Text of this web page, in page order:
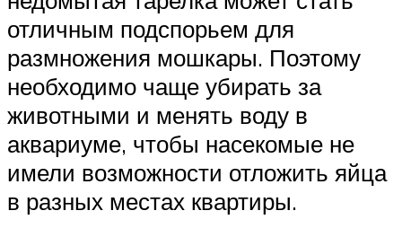
отличным подспорьем для
размножения мошкары. Поэтому
необходимо чаще убирать за
животными и менять воду в
аквариуме, чтобы насекомые не
имели возможности отложить яйца
в разных местах квартиры.